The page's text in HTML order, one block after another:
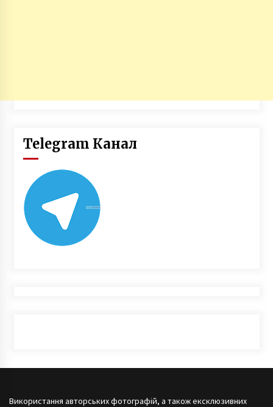
Telegram Канал
Використання авторських фотографій, а також ексклюзивних